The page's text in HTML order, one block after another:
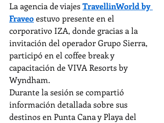
La agencia de viajes TravellinWorld by
Fraveo estuvo presente en el
corporativo IZA, donde gracias a la
invitación del operador Grupo Sierra,
participó en el coffee break y
capacitación de VIVA Resorts by
Wyndham.
Durante la sesión se compartió
información detallada sobre sus
destinos en Punta Cana y Playa del